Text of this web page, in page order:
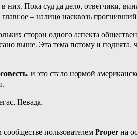
них. Пока суд да дело, ответчики,
– налицо насквозь
сторон одного аспекта
выше. Эта тема потому и
, и это стало нормой
Невада.
пользователемProperна